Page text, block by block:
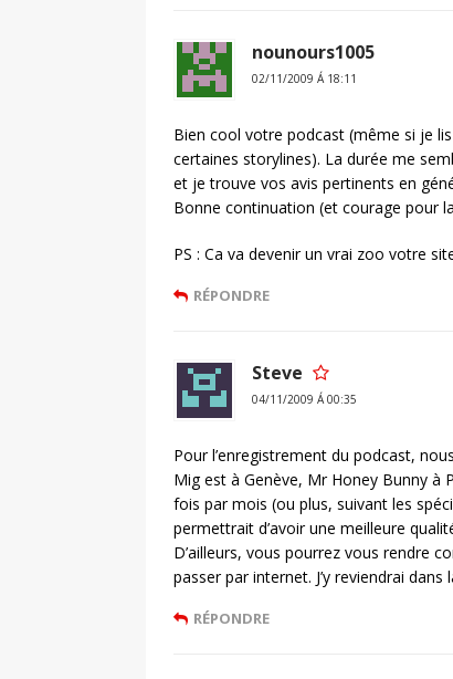
nounours1005
02/11/2009 Á 18:11
Bien cool votre podcast (même si je
certaines storylines). La durée me
et je trouve vos avis pertinents en
Bonne continuation (et courage pour
PS : Ca va devenir un vrai zoo votre
RÉPONDRE
Steve
04/11/2009 Á 00:35
Pour l’enregistrement du podcast,
Mig est à Genève, Mr Honey Bunny à
fois par mois (ou plus, suivant les
permettrait d’avoir une meilleure
D’ailleurs, vous pourrez vous rendre
passer par internet. J’y reviendrai
RÉPONDRE